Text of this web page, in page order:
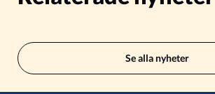
Se alla nyheter